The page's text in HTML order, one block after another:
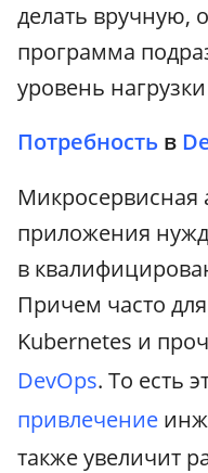
делать вручную,
программа
уровень
Потребность в
Микросервисная
приложения
в
Причем часто
Kubernetes и
DevOps. То есть
привлечение
также увеличит